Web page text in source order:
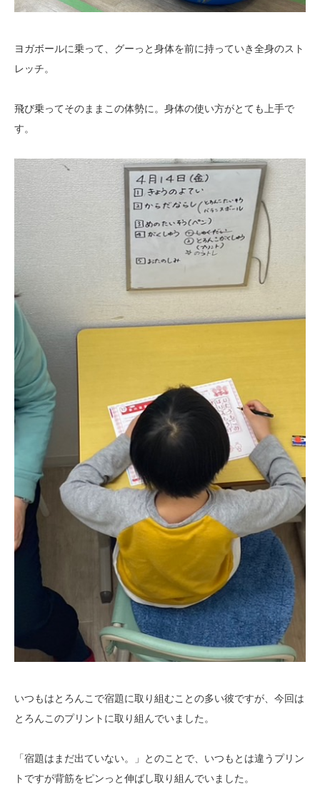
ヨガボールに乗って、グーっと身体を前に持っていき全身のスト
レッチ。
飛び乗ってそのままこの体勢に。身体の使い方がとても上手で
す。
いつもはとろんこで宿題に取り組むことの多い彼ですが、今回は
とろんこのプリントに取り組んでいました。
「宿題はまだ出ていない。」とのことで、いつもとは違うプリン
トですが背筋をピンっと伸ばし取り組んでいました。